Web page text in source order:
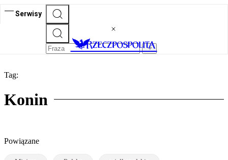
Serwisy
Tag:
Konin
Powiązane